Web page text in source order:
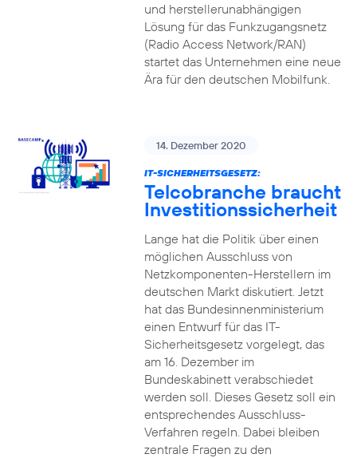
und herstellerunabhängigen
Lösung für das Funkzugangsnetz
(Radio Access Network/RAN)
startet das Unternehmen eine neue
Ära für den deutschen Mobilfunk.
14. Dezember 2020
IT-SICHERHEITSGESETZ:
Telcobranche braucht
Investitionssicherheit
Lange hat die Politik über einen
möglichen Ausschluss von
Netzkomponenten-Herstellern im
deutschen Markt diskutiert. Jetzt
hat das Bundesinnenministerium
einen Entwurf für das IT-
Sicherheitsgesetz vorgelegt, das
am 16. Dezember im
Bundeskabinett verabschiedet
werden soll. Dieses Gesetz soll ein
entsprechendes Ausschluss-
Verfahren regeln. Dabei bleiben
zentrale Fragen zu den